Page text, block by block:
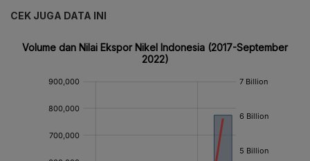
CEK JUGA DATA INI